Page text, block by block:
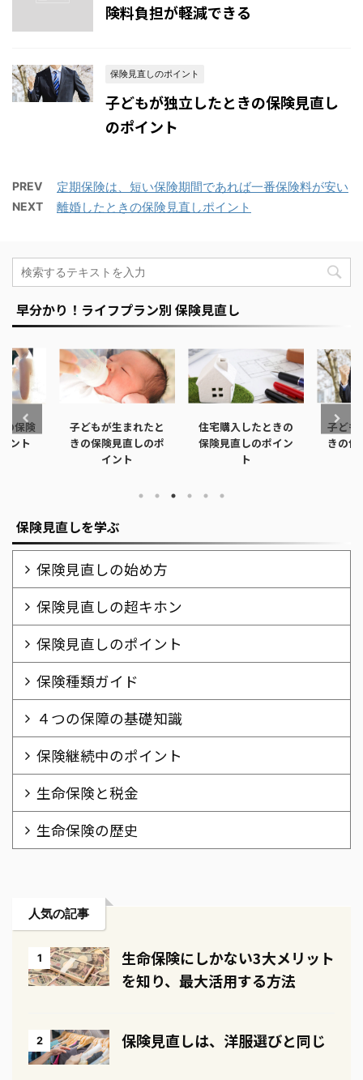
険料負担が軽減できる
保険見直しのポイント
子どもが独立したときの保険見直し
のポイント
PREV 定期保険は、短い保険期間であれば一番保険料が安い
NEXT 離婚したときの保険見直しポイント
早分かり！ライフプラン別 保険見直し
れたと
のポ
住宅購入したときの
保険見直しのポイン
ト
子どもが独立したと
きの保険見直しのポ
イント
離婚し
見直
保険見直しを学ぶ
保険見直しの始め方
保険見直しの超キホン
保険見直しのポイント
保険種類ガイド
４つの保障の基礎知識
保険継続中のポイント
生命保険と税金
生命保険の歴史
人気の記事
1
生命保険にしかない3大メリット
を知り、最大活用する方法
2 保険見直しは、洋服選びと同じ